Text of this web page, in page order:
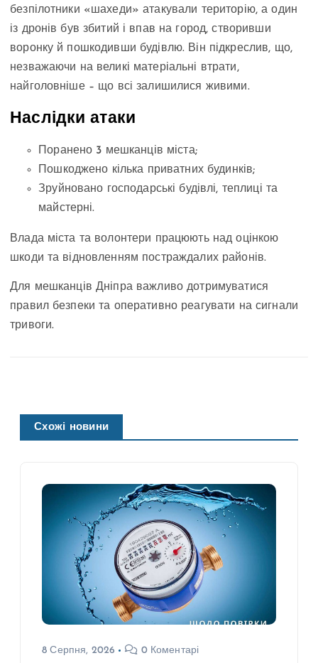
безпілотники «шахеди» атакували територію, а один
із дронів був збитий і впав на город, створивши
воронку й пошкодивши будівлю. Він підкреслив, що,
незважаючи на великі матеріальні втрати,
найголовніше – що всі залишилися живими.
Наслідки атаки
Поранено 3 мешканців міста;
Пошкоджено кілька приватних будинків;
Зруйновано господарські будівлі, теплиці та
майстерні.
Влада міста та волонтери працюють над оцінкою
шкоди та відновленням постраждалих районів.
Для мешканців Дніпра важливо дотримуватися
правил безпеки та оперативно реагувати на сигнали
тривоги.
Схожі новини
8 Серпня, 2026 0 Коментарі